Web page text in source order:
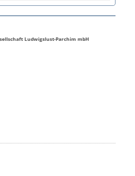
Ludwigslust-Parchim mbH